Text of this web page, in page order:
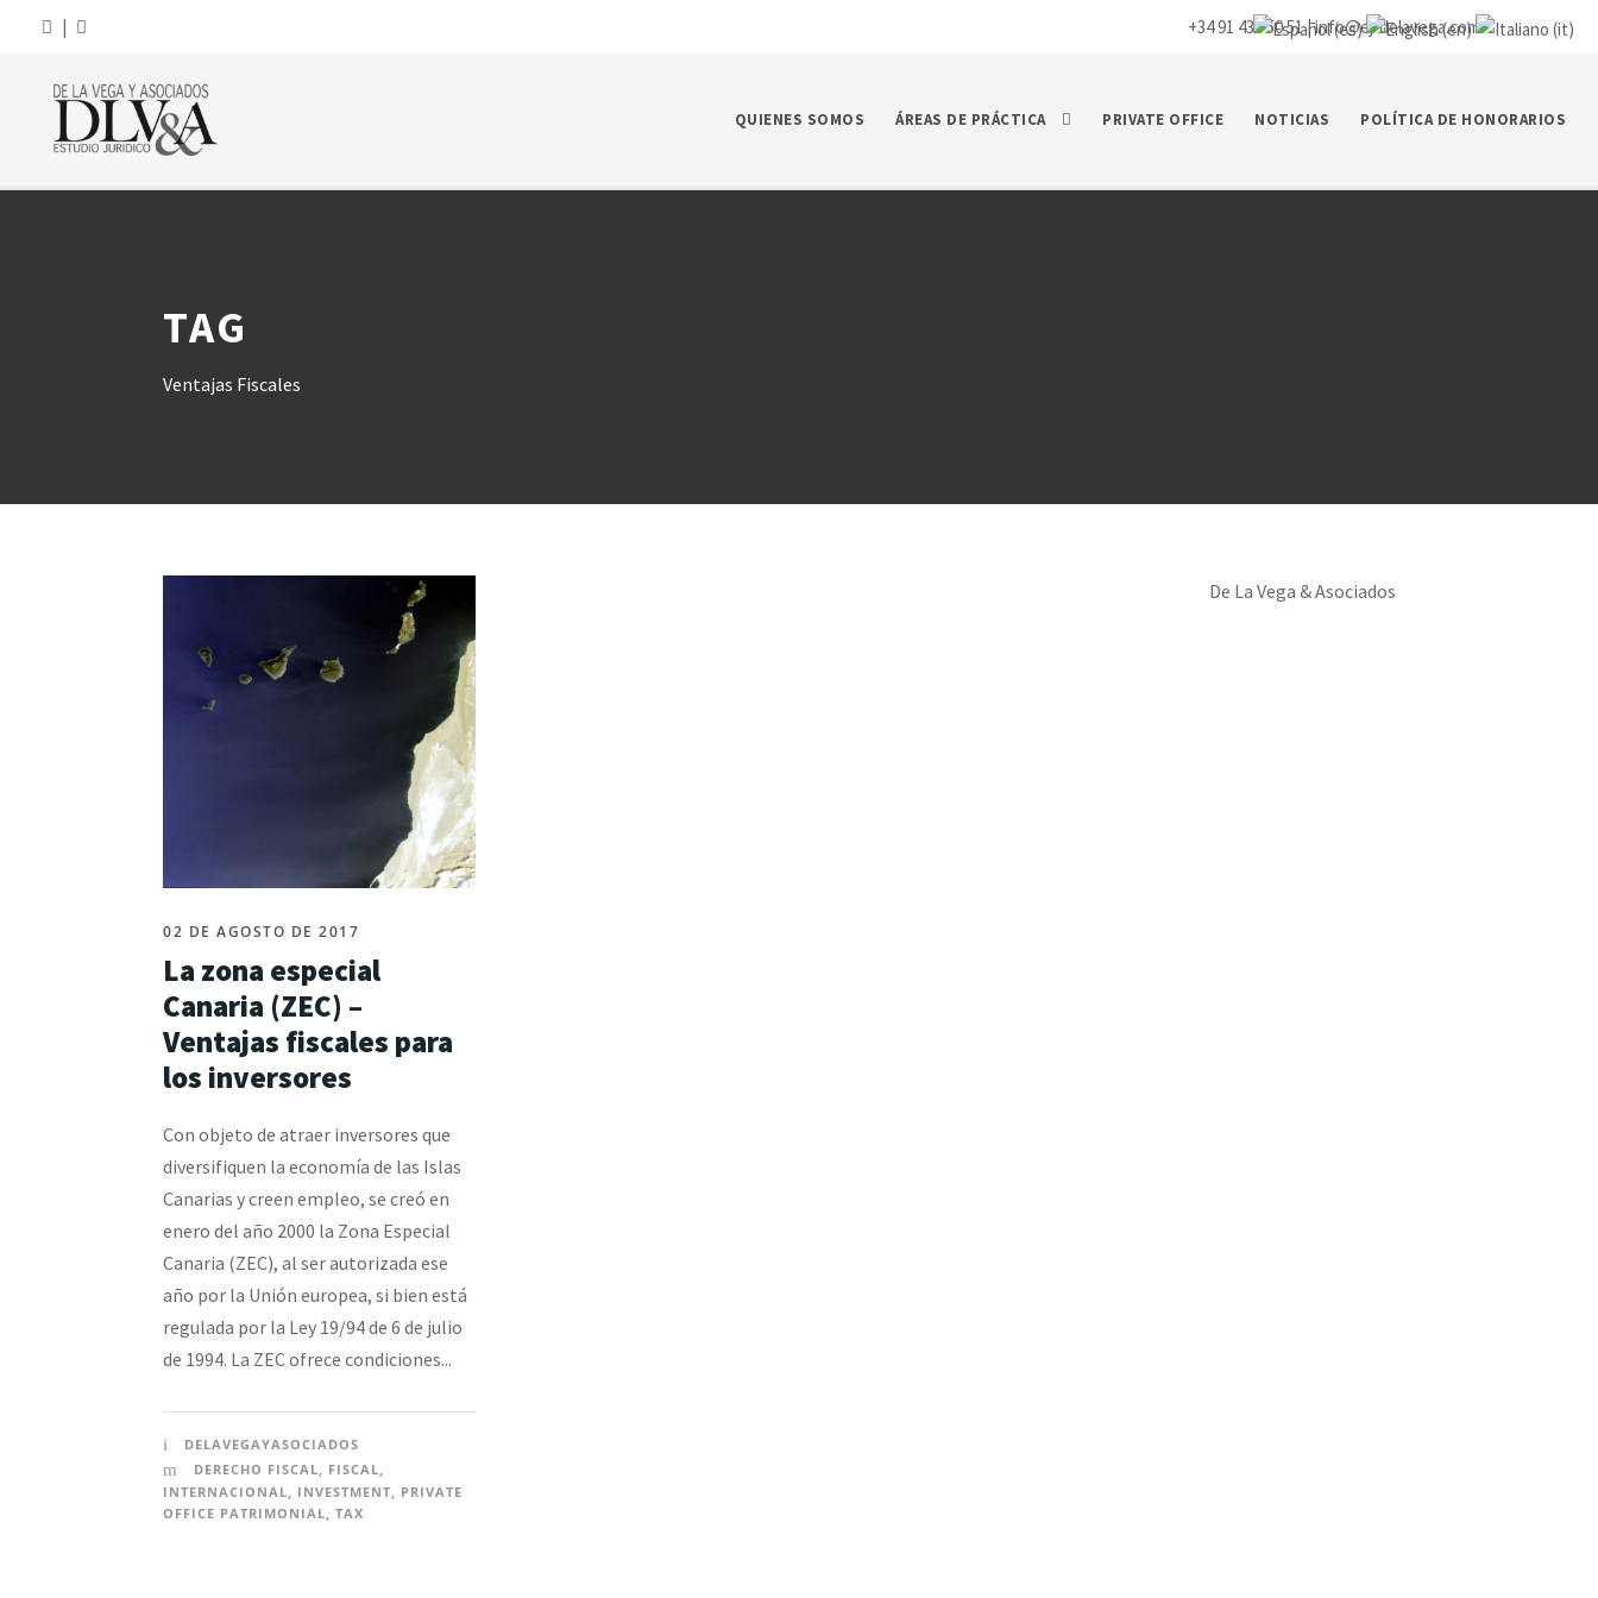
| +34 91 435 50 51 |info@ej-delavega.com
QUIENES SOMOS ÁREAS DE PRÁCTICA PRIVATE OFFICE NOTICIAS POLÍTICA DE HONORARIOS
TAG
Ventajas Fiscales
02 DE AGOSTO DE 2017
La zona especial
Canaria (ZEC) –
Ventajas fiscales para
los inversores
Con objeto de atraer inversores que
diversifiquen la economía de las Islas
Canarias y creen empleo, se creó en
enero del año 2000 la Zona Especial
Canaria (ZEC), al ser autorizada ese
año por la Unión europea, si bien está
regulada por la Ley 19/94 de 6 de julio
de 1994. La ZEC ofrece condiciones...
DELAVEGAYASOCIADOS
DERECHO FISCAL, FISCAL,
INTERNACIONAL, INVESTMENT, PRIVATE
OFFICE PATRIMONIAL, TAX
De La Vega & Asociados